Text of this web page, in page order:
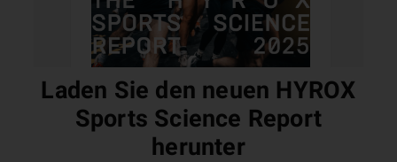
Laden Sie den neuen HYROX
Sports Science Report
herunter